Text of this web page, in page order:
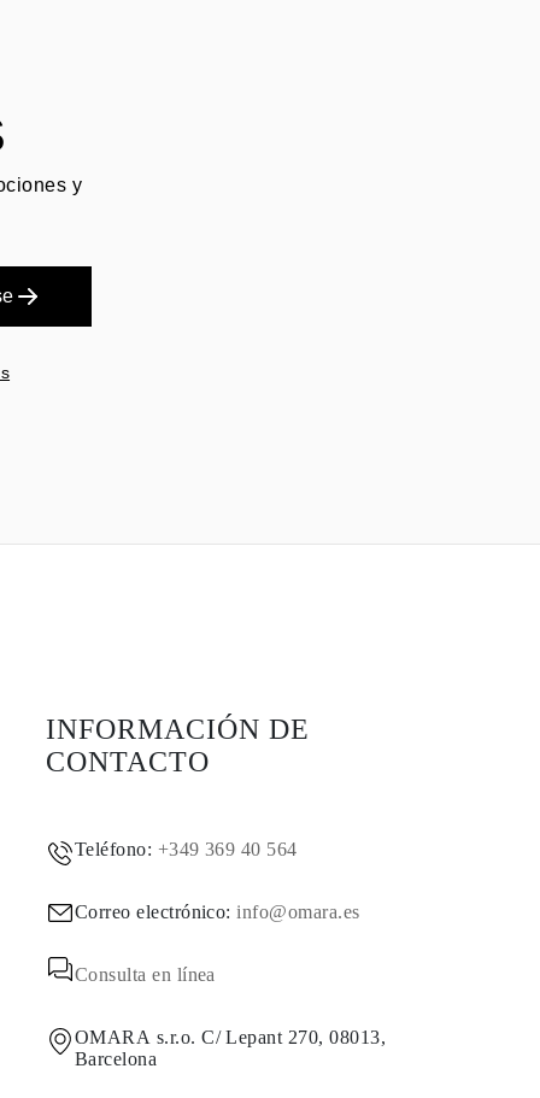
y
INFORMACIÓN DE
CONTACTO
Teléfono: +349 369 40 564
Correo electrónico:info@omara.es
Consulta en línea
OMARA s.r.o. C/ Lepant 270, 08013,
Barcelona